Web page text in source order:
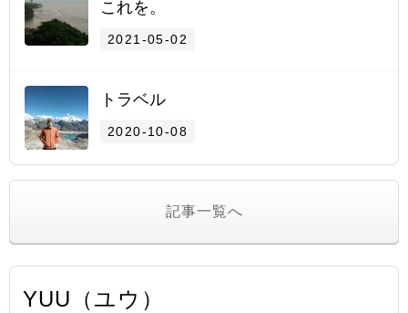
これを。
2021-05-02
トラベル
2020-10-08
記事一覧へ
YUU（ユウ）